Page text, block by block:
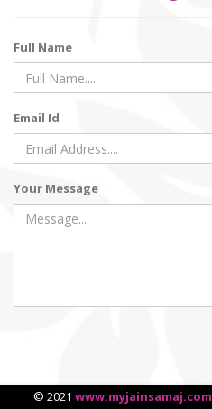
Full Name
Email Id
Your Message
© 2021 www.myjainsamaj.com